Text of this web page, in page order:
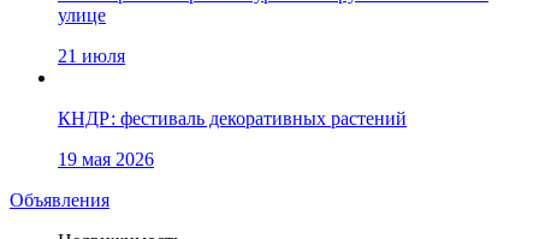
улице
21 июля
КНДР: фестиваль декоративных растений
19 мая 2026
Объявления